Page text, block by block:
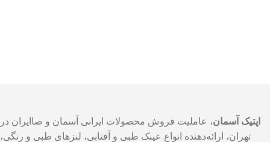
اپتیک آسمان، عاملیت فروش محصولات ایرانی آسمان و صاایران در
تهران، ارائه‌دهنده انواع عینک طبی و آفتابی، لنزهای طبی و رنگی،